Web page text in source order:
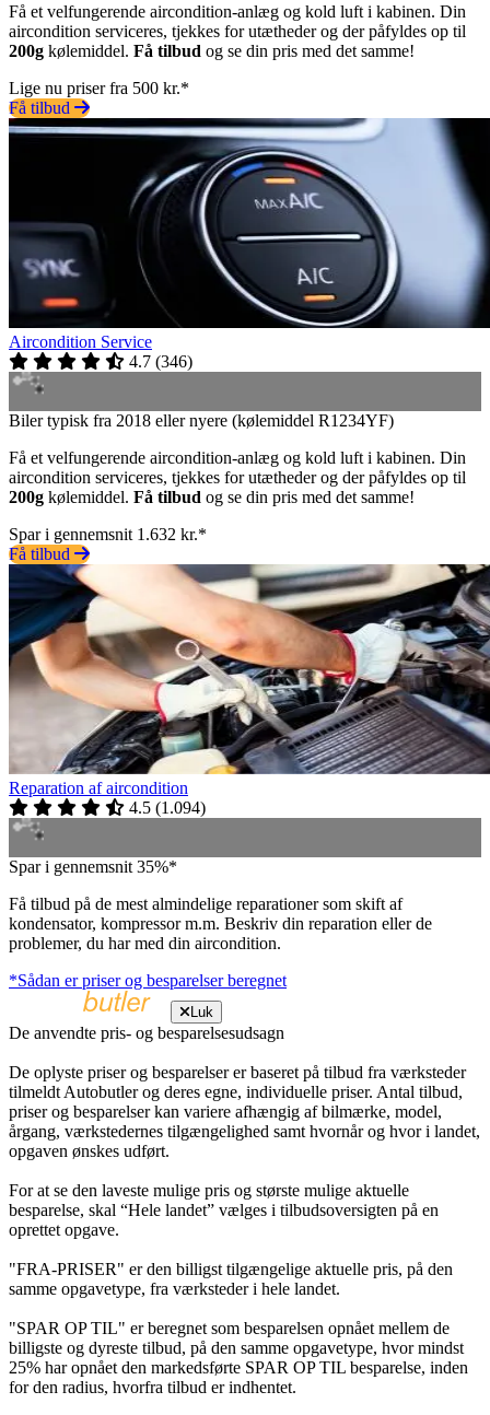
Få et velfungerende aircondition-anlæg og kold luft i kabinen. Din
aircondition serviceres, tjekkes for utætheder og der påfyldes op til
200g kølemiddel. Få tilbud og se din pris med det samme!
Lige nu priser fra 500 kr.*
Få tilbud
Aircondition Service
4.7 (346)
Biler typisk fra 2018 eller nyere (kølemiddel R1234YF)
Få et velfungerende aircondition-anlæg og kold luft i kabinen. Din
aircondition serviceres, tjekkes for utætheder og der påfyldes op til
200g kølemiddel. Få tilbud og se din pris med det samme!
Spar i gennemsnit 1.632 kr.*
Få tilbud
Reparation af aircondition
4.5 (1.094)
Spar i gennemsnit 35%*
Få tilbud på de mest almindelige reparationer som skift af
kondensator, kompressor m.m. Beskriv din reparation eller de
problemer, du har med din aircondition.
*Sådan er priser og besparelser beregnet
Luk
De anvendte pris- og besparelsesudsagn
De oplyste priser og besparelser er baseret på tilbud fra værksteder
tilmeldt Autobutler og deres egne, individuelle priser. Antal tilbud,
priser og besparelser kan variere afhængig af bilmærke, model,
årgang, værkstedernes tilgængelighed samt hvornår og hvor i landet,
opgaven ønskes udført.
For at se den laveste mulige pris og største mulige aktuelle
besparelse, skal “Hele landet” vælges i tilbudsoversigten på en
oprettet opgave.
"FRA-PRISER" er den billigst tilgængelige aktuelle pris, på den
samme opgavetype, fra værksteder i hele landet.
"SPAR OP TIL" er beregnet som besparelsen opnået mellem de
billigste og dyreste tilbud, på den samme opgavetype, hvor mindst
25% har opnået den markedsførte SPAR OP TIL besparelse, inden
for den radius, hvorfra tilbud er indhentet.